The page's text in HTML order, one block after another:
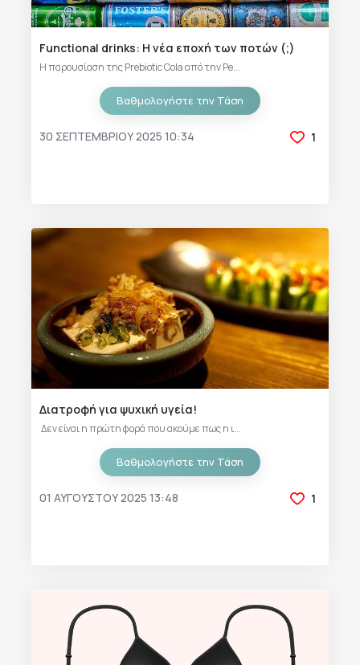
Functional drinks: Η νέα εποχή των ποτών (;)
Η παρουσίαση της Prebiotic Cola από την Pe...
Βαθμολογήστε την Τάση
30 ΣΕΠΤΕΜΒΡΊΟΥ 2025 10:34 1
Διατροφή για ψυχική υγεία!
Δεν είναι η πρώτη φορά που ακούμε πως η ι...
Βαθμολογήστε την Τάση
01 ΑΥΓΟΎΣΤΟΥ 2025 13:48 1